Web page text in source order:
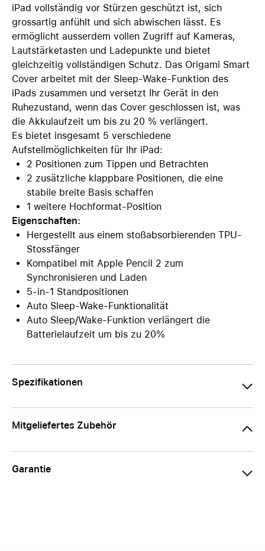
iPad vollständig vor Stürzen geschützt ist, sich
grossartig anfühlt und sich abwischen lässt. Es
ermöglicht ausserdem vollen Zugriff auf Kameras,
Lautstärketasten und Ladepunkte und bietet
gleichzeitig vollständigen Schutz. Das Origami Smart
Cover arbeitet mit der Sleep-Wake-Funktion des
iPads zusammen und versetzt Ihr Gerät in den
Ruhezustand, wenn das Cover geschlossen ist, was
die Akkulaufzeit um bis zu 20 % verlängert.
Es bietet insgesamt 5 verschiedene
Aufstellmöglichkeiten für Ihr iPad:
2 Positionen zum Tippen und Betrachten
2 zusätzliche klappbare Positionen, die eine
stabile breite Basis schaffen
1 weitere Hochformat-Position
Eigenschaften:
Hergestellt aus einem stoßabsorbierenden TPU-
Stossfänger
Kompatibel mit Apple Pencil 2 zum
Synchronisieren und Laden
5-in-1 Standpositionen
Auto Sleep-Wake-Funktionalität
Auto Sleep/Wake-Funktion verlängert die
Batterielaufzeit um bis zu 20%
Spezifikationen
Mitgeliefertes Zubehör
Garantie